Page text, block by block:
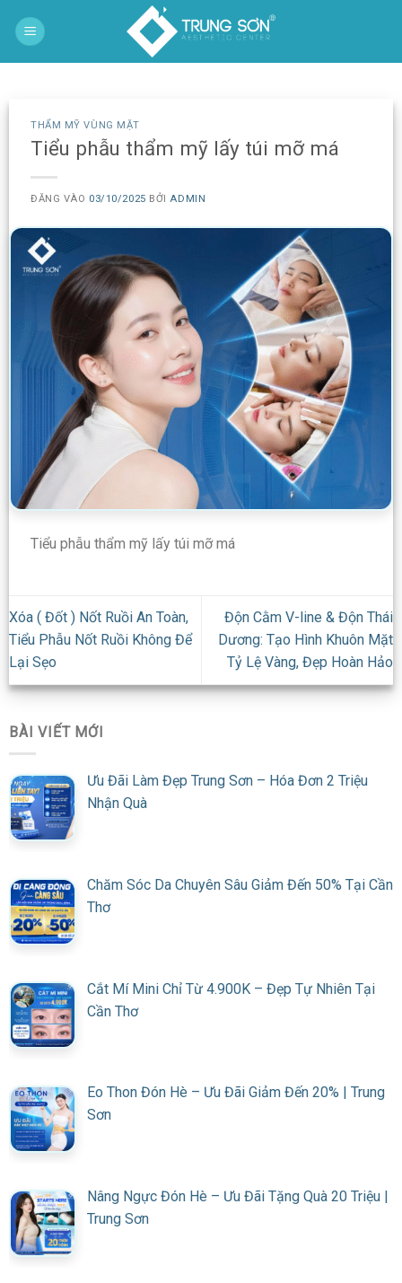
qua
THẨM MỸ VÙNG MẶT
Tiểu phẫu thẩm mỹ lấy túi mỡ má
ĐĂNG VÀO 03/10/2025 BỞI ADMIN
Tiểu phẫu thẩm mỹ lấy túi mỡ má
Xóa ( Đốt ) Nốt Ruồi An Toàn,
Tiểu Phẫu Nốt Ruồi Không Để
Lại Sẹo
Độn Cằm V-line & Độn Thái
Dương: Tạo Hình Khuôn Mặt
Tỷ Lệ Vàng, Đẹp Hoàn Hảo
BÀI VIẾT MỚI
Ưu Đãi Làm Đẹp Trung Sơn – Hóa Đơn 2 Triệu
Nhận Quà
Chăm Sóc Da Chuyên Sâu Giảm Đến 50% Tại Cần
Thơ
Cắt Mí Mini Chỉ Từ 4.900K – Đẹp Tự Nhiên Tại
Cần Thơ
Eo Thon Đón Hè – Ưu Đãi Giảm Đến 20% | Trung
Sơn
Nâng Ngực Đón Hè – Ưu Đãi Tặng Quà 20 Triệu |
Trung Sơn